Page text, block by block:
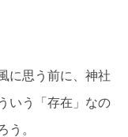
に思う前に、神社
いう「存在」なの
う。